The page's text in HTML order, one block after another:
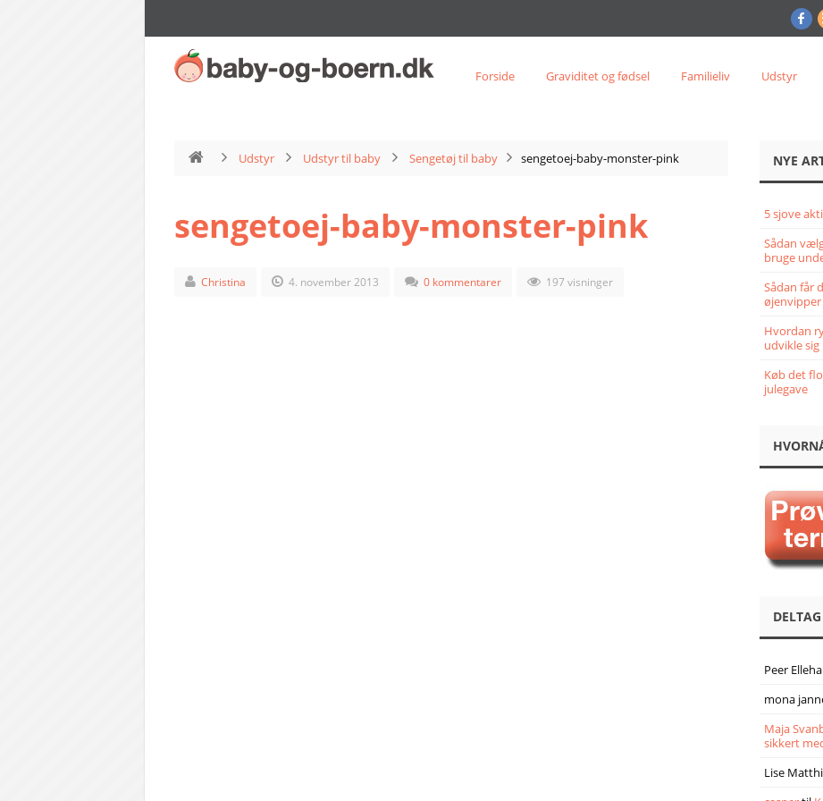
Forside Graviditet og fødsel Familieliv Udstyr
Udstyr Udstyr til baby Sengetøj til baby sengetoej-baby-monster-pink
sengetoej-baby-monster-pink
Christina 4. november 2013 0 kommentarer 197 visninger
NYE
5 sjove
Sådan
bruge
Sådan får
øjenvipper
Hvordan
udvikle sig
Køb det
julegave
Peer
mona
Maja
sikkert
Lise